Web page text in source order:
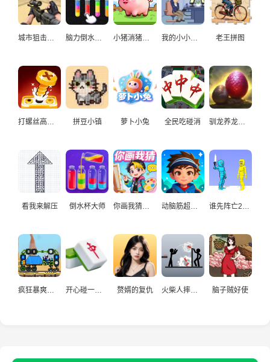
城市狙击手游戏 脑力倒水挑战 小猪消猪猪游戏 我的小小人生 老王拼图
打螺丝高手益智游戏 拼豆小镇 萝卜小兔 全民吃碰消 驯龙养龙孵化高手
看我来解压 倒水杯大师
赘婿的复仇 火柴人摔炮仗 脑子贼好使